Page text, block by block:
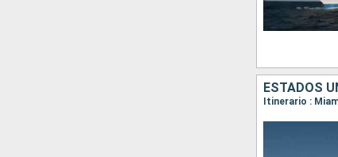
ESTADOS
Itinerario :